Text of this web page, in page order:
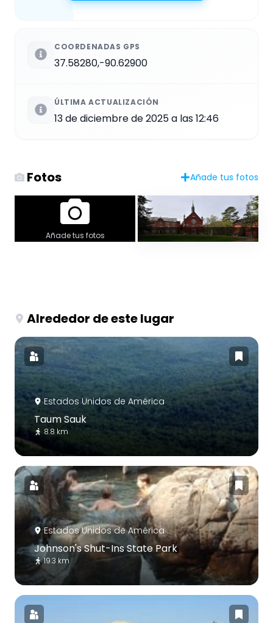
COORDENADAS GPS
37.58280,-90.62900
ÚLTIMA ACTUALIZACIÓN
13 de diciembre de 2025 a las 12:46
Fotos Añade tus fotos
Añade tus fotos
Alrededor de este lugar
Estados Unidos de América
Taum Sauk
8.8 km
Estados Unidos de América
Johnson's Shut-Ins State Park
19.3 km